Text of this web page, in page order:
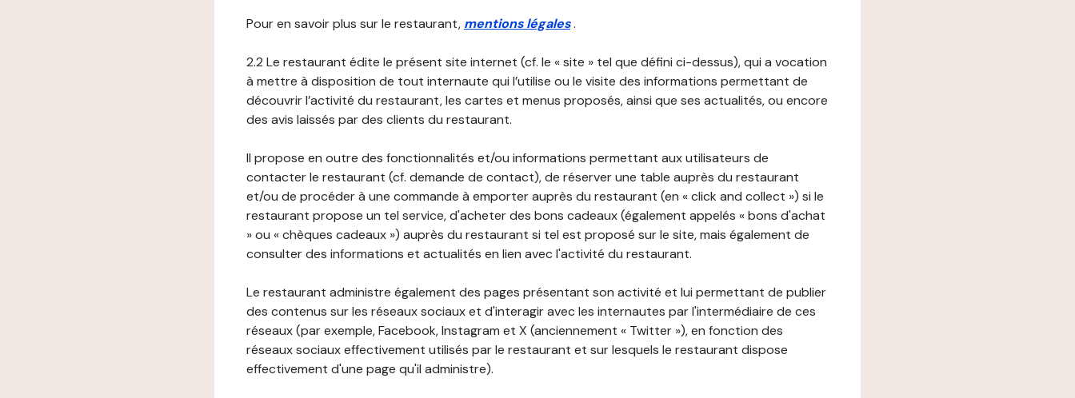
Pour en savoir plus sur le restaurant, mentions légales.
2.2 Le restaurant édite le présent site internet (cf. le « site » tel que défini ci-dessus), qui a vocation
à mettre à disposition de tout internaute qui l’utilise ou le visite des informations permettant de
découvrir l’activité du restaurant, les cartes et menus proposés, ainsi que ses actualités, ou encore
des avis laissés par des clients du restaurant.
Il propose en outre des fonctionnalités et/ou informations permettant aux utilisateurs de
contacter le restaurant (cf. demande de contact), de réserver une table auprès du restaurant
et/ou de procéder à une commande à emporter auprès du restaurant (en « click and collect ») si le
restaurant propose un tel service, d'acheter des bons cadeaux (également appelés « bons d'achat
» ou « chèques cadeaux ») auprès du restaurant si tel est proposé sur le site, mais également de
consulter des informations et actualités en lien avec l'activité du restaurant.
Le restaurant administre également des pages présentant son activité et lui permettant de publier
des contenus sur les réseaux sociaux et d'interagir avec les internautes par l'intermédiaire de ces
réseaux (par exemple, Facebook, Instagram et X (anciennement « Twitter »), en fonction des
réseaux sociaux effectivement utilisés par le restaurant et sur lesquels le restaurant dispose
effectivement d'une page qu'il administre).